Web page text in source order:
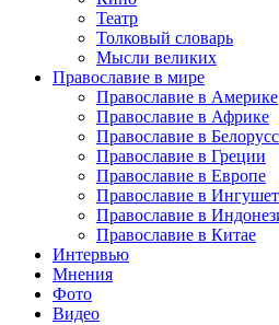
Театр
Толковый словарь
Мысли великих
Православие в мире
Православие в Америке
Православие в Африке
Православие в
Православие в Греции
Православие в Европе
Православие в
Православие в
Православие в Китае
Интервью
Мнения
Фото
Видео